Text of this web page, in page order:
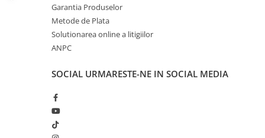
Avertizare sonora
Claxoane Auto si Semnale Electrice
de Avertizare
Goarne si trompete cu aer
Goarne / Trompete Pneumatice
Kituri Instalare Goarne
Pneumatice
Garantia Produselor
Metode de Plata
Solutionarea online a litigiilor
ANPC
SOCIAL URMARESTE-NE IN SOCIAL MEDIA